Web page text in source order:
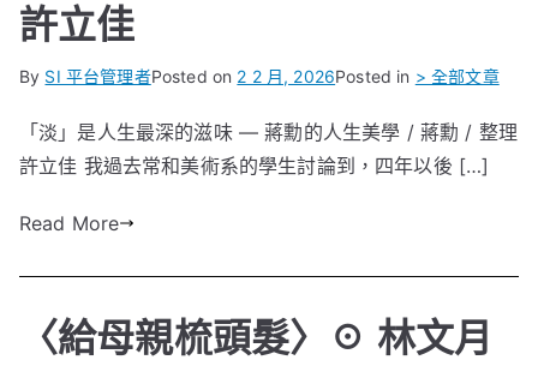
許立佳
By SI 平台管理者Posted on 2 2 月, 2026Posted in > 全部文章
「淡」是人生最深的滋味 — 蔣勳的人生美學 / 蔣勳 / 整理
許立佳 我過去常和美術系的學生討論到，四年以後 […]
Read More
〈給母親梳頭髮〉☉ 林文月